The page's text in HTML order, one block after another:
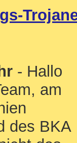
- Hallo
am
des BKA